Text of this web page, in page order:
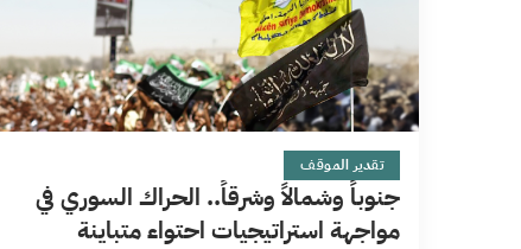
11 دقائق
تقدير الموقف
جنوباً وشمالاً وشرقاً.. الحراك السوري في
مواجهة استراتيجيات احتواء متباينة